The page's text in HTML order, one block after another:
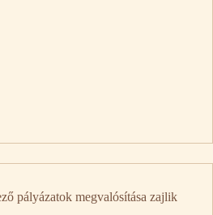
pályázatok megvalósítása zajlik